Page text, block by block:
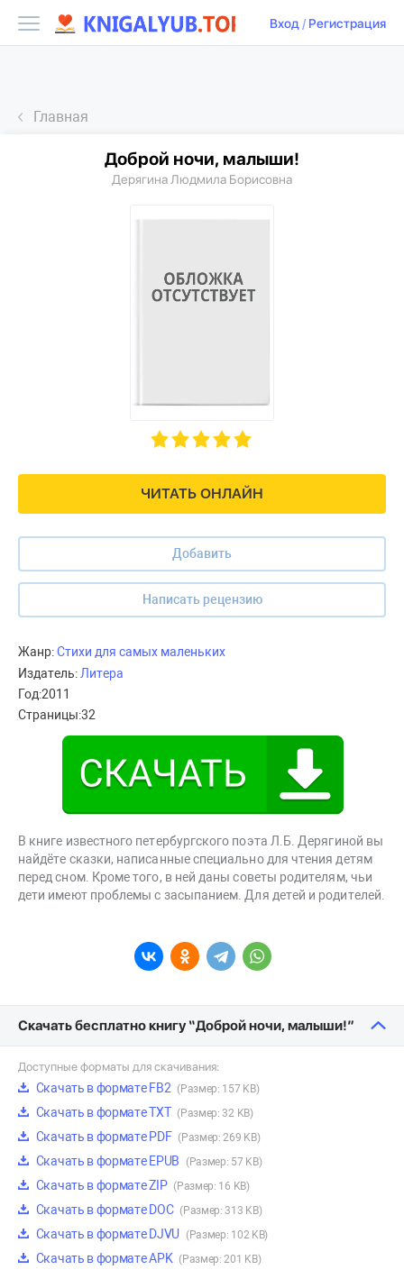
Вход/ Регистрация
Главная
ЧИТАТЬ ОНЛАЙН
Добавить
Написать рецензию
Доброй ночи, малыши!
Дерягина Людмила Борисовна
Жанр:Стихи для самых маленьких
Издатель:Литера
Год:2011
Страницы:32
В книге известного петербургского поэта Л.Б. Дерягиной вы
найдёте сказки, написанные специально для чтения детям
перед сном. Кроме того, в ней даны советы родителям, чьи
дети имеют проблемы с засыпанием. Для детей и родителей.
Скачать бесплатно книгу “Доброй ночи, малыши!”
Доступные форматы для скачивания:
Скачать в формате FB2 (Размер: 157 KB)
Скачать в формате TXT (Размер: 32 KB)
Скачать в формате PDF (Размер: 269 KB)
Скачать в формате EPUB (Размер: 57 KB)
Скачать в формате ZIP (Размер: 16 KB)
Скачать в формате DOC (Размер: 313 KB)
Скачать в формате DJVU (Размер: 102 KB)
Скачать в формате APK (Размер: 201 KB)